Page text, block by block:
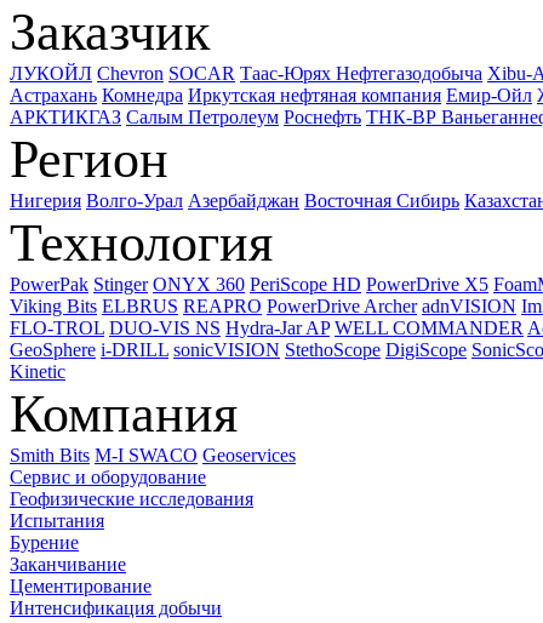
Заказчик
ЛУКОЙЛ Chevron SOCAR Таас-Юрях Нефтегазодобыча Xibu-
Астрахань Комнедра Иркутская нефтяная компания Емир-Ойл
АРКТИКГАЗ Салым Петролеум Роснефть ТНК-ВР
Регион
Нигерия Волго-Урал Азербайджан Восточная Сибирь
Технология
PowerPak Stinger ONYX 360 PeriScope HD PowerDrive X5
Viking Bits ELBRUS REAPRO PowerDrive Archer adnVISION
FLO-TROL DUO-VIS NS Hydra-Jar AP WELL COMMANDER
GeoSphere i-DRILL sonicVISION StethoScope DigiScope
Kinetic
Компания
Smith Bits M-I SWACO Geoservices
Сервис и оборудование
Геофизические исследования
Испытания
Бурение
Заканчивание
Цементирование
Интенсификация добычи